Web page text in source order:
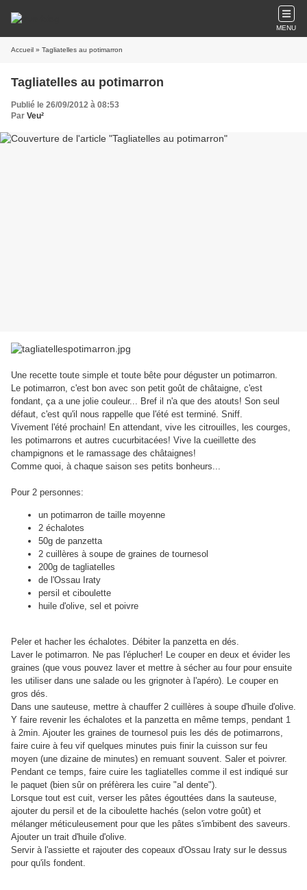
MENU
Accueil » Tagliatelles au potimarron
Tagliatelles au potimarron
Publié le 26/09/2012 à 08:53
Par Veu²
Une recette toute simple et toute bête pour déguster un potimarron.
Le potimarron, c'est bon avec son petit goût de châtaigne, c'est
fondant, ça a une jolie couleur... Bref il n'a que des atouts! Son seul
défaut, c'est qu'il nous rappelle que l'été est terminé. Sniff.
Vivement l'été prochain! En attendant, vive les citrouilles, les courges,
les potimarrons et autres cucurbitacées! Vive la cueillette des
champignons et le ramassage des châtaignes!
Comme quoi, à chaque saison ses petits bonheurs...
Pour 2 personnes:
un potimarron de taille moyenne
2 échalotes
50g de panzetta
2 cuillères à soupe de graines de tournesol
200g de tagliatelles
de l'Ossau Iraty
persil et ciboulette
huile d'olive, sel et poivre
Peler et hacher les échalotes. Débiter la panzetta en dés.
Laver le potimarron. Ne pas l'éplucher! Le couper en deux et évider les
graines (que vous pouvez laver et mettre à sécher au four pour ensuite
les utiliser dans une salade ou les grignoter à l'apéro). Le couper en
gros dés.
Dans une sauteuse, mettre à chauffer 2 cuillères à soupe d'huile d'olive.
Y faire revenir les échalotes et la panzetta en même temps, pendant 1
à 2min. Ajouter les graines de tournesol puis les dés de potimarrons,
faire cuire à feu vif quelques minutes puis finir la cuisson sur feu
moyen (une dizaine de minutes) en remuant souvent. Saler et poivrer.
Pendant ce temps, faire cuire les tagliatelles comme il est indiqué sur
le paquet (bien sûr on préfèrera les cuire "al dente").
Lorsque tout est cuit, verser les pâtes égouttées dans la sauteuse,
ajouter du persil et de la ciboulette hachés (selon votre goût) et
mélanger méticuleusement pour que les pâtes s'imbibent des saveurs.
Ajouter un trait d'huile d'olive.
Servir à l'assiette et rajouter des copeaux d'Ossau Iraty sur le dessus
pour qu'ils fondent.